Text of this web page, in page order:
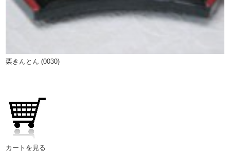
栗きんとん (0030)
カートを見る